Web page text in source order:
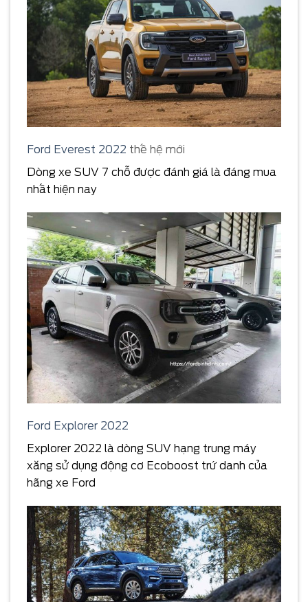
Ford Everest 2022 thế hệ mới
Dòng xe SUV 7 chỗ được đánh giá là đáng mua
nhất hiện nay
Ford Explorer 2022
Explorer 2022 là dòng SUV hạng trung máy
xăng sử dụng động cơ Ecoboost trứ danh của
hãng xe Ford